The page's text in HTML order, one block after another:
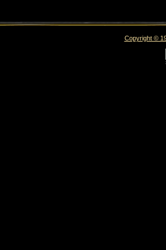
Copyright ©